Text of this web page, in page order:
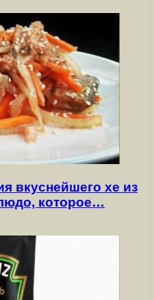
вкуснейшего хе из
которое…